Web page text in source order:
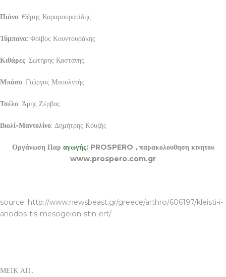
Πιάνο: Θέμης Καραμουρατίδης
Τύμπανα: Φοίβος Κουντουράκης
Κιθάρες: Σωτήρης Καστάνης
Μπάσο: Γιώργος Μπουλντής
Τσέλο: Άρης Ζέρβας
Βιολί-Μαντολίνο: Δημήτρης Κουζής
Οργάνωση Παρ αγωγής: PROSPERO , παρακολουθηση κινητου
www.prospero.com.gr
source: http://www.newsbeast.gr/greece/arthro/606197/kleisti-i-
anodos-tis-mesogeion-stin-ert/
ΜΕΙΚ ΑΠ…